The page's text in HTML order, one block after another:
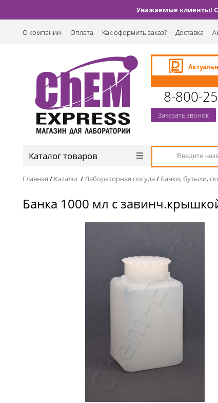
Уважаемые клиенты!
О компании Оплата Как оформить заказ? Доставка
8-800-
Заказать звонок
Каталог товаров
Главная / Каталог/Лабораторная посуда / Банки, бутыли,
Банка 1000 мл с